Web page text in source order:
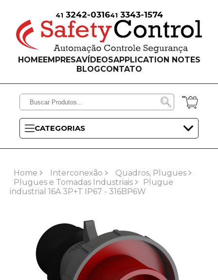
41 3242-031641 3343-1574
HOMEEMPRESAVÍDEOSAPPLICATION NOTES
BLOGCONTATO
CATEGORIAS
Home Interconexão
Quadros, Plugues
Plugues e Tomadas Industriais
Plugue
industrial 16A 3P+T IP67 - 316BP6W